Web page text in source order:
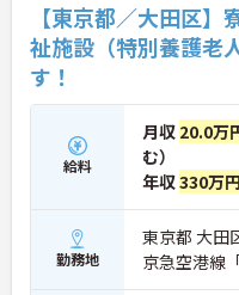
【東京都／大田区
祉施設（特別養護老
す！
給料
月収 20.0万
む）
年収330万
勤務地
東京都 大田
京急空港線